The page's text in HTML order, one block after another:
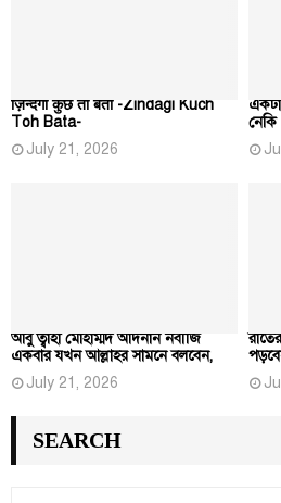
ज़िन्दगी कुछ तो बता -Zindagi Kuch
Toh Bata-
July 21, 2026
নেকি
আবু ত্বাহা মোহাম্মদ আদনান নবীজি
একবার যখন আল্লাহর সামনে বলবেন,
July 21, 2026
SEARCH